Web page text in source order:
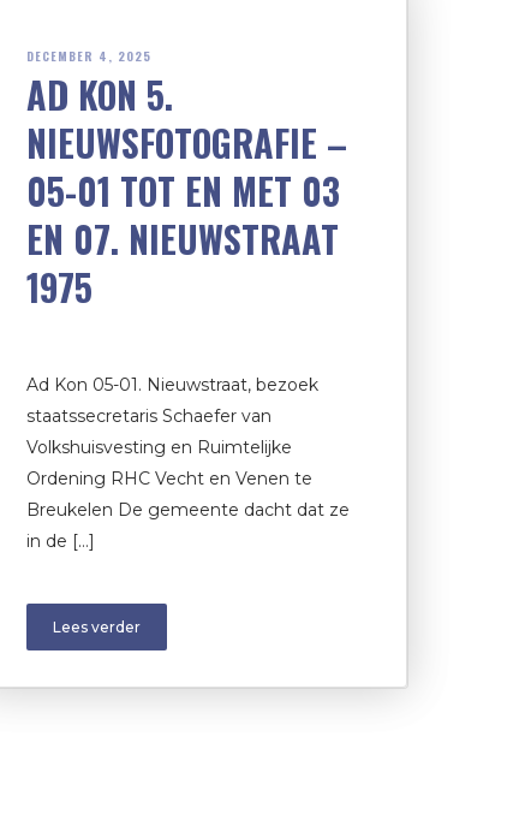
DECEMBER 4, 2025
AD KON 5.
NIEUWSFOTOGRAFIE –
05-01 TOT EN MET 03
EN 07. NIEUWSTRAAT
1975
Ad Kon 05-01. Nieuwstraat, bezoek
staatssecretaris Schaefer van
Volkshuisvesting en Ruimtelijke
Ordening RHC Vecht en Venen te
Breukelen De gemeente dacht dat ze
in de […]
Lees verder